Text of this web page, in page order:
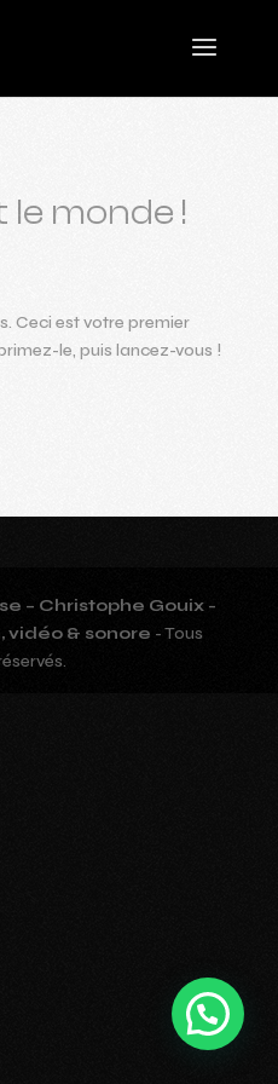
monde !
Ceci est votre premier
le, puis lancez-vous !
– Christophe Gouix -
vidéo & sonore - Tous